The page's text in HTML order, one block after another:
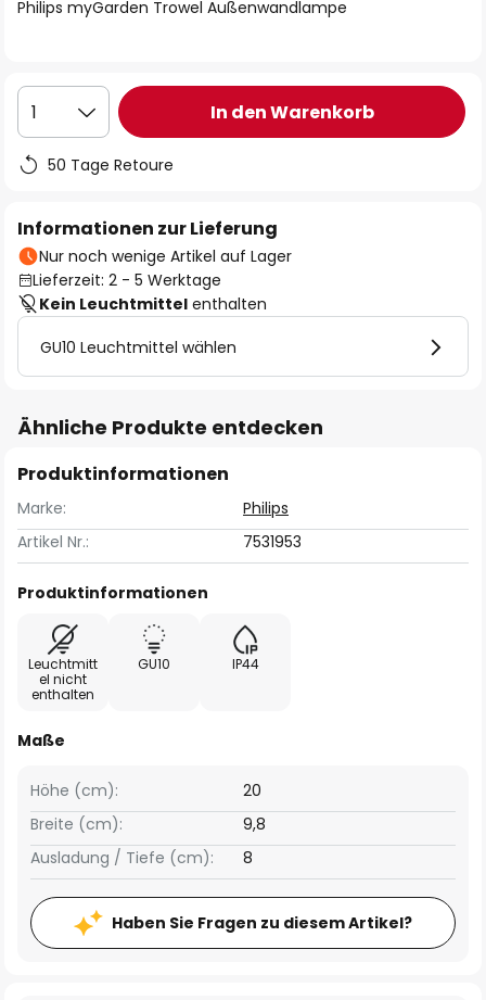
Philips myGarden Trowel Außenwandlampe
1 In den Warenkorb
50 Tage Retoure
Informationen zur Lieferung
Nur noch wenige Artikel auf Lager
Lieferzeit: 2 - 5 Werktage
Kein Leuchtmittel enthalten
GU10 Leuchtmittel wählen
Ähnliche Produkte entdecken
Produktinformationen
Marke:
Philips
Artikel Nr.:
7531953
Produktinformationen
Leuchtmitt
el nicht
enthalten
GU10 IP44
Maße
Breite (cm): 9,8
Höhe (cm): 20
Ausladung / Tiefe (cm): 8
Haben Sie Fragen zu diesem Artikel?